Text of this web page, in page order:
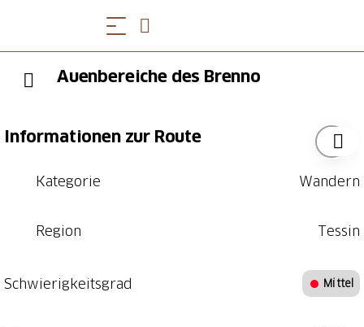
Auenbereiche des Brenno
Informationen zur Route
Kategorie Wandern
Region Tessin
Schwierigkeitsgrad Mittel